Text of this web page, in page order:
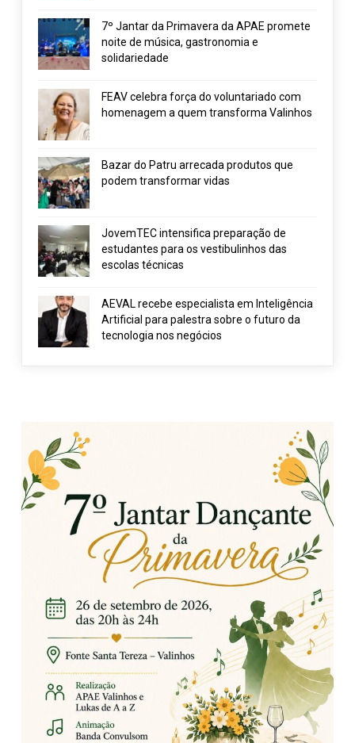
7º Jantar da Primavera da APAE promete
noite de música, gastronomia e
solidariedade
FEAV celebra força do voluntariado com
homenagem a quem transforma Valinhos
Bazar do Patru arrecada produtos que
podem transformar vidas
JovemTEC intensifica preparação de
estudantes para os vestibulinhos das
escolas técnicas
AEVAL recebe especialista em Inteligência
Artificial para palestra sobre o futuro da
tecnologia nos negócios